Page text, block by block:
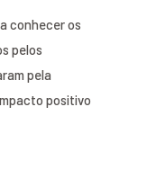
conhecer os
pelos
pela
positivo